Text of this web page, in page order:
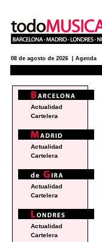
08 de agosto de 2026 | Agenda
Actualidad
Cartelera
Actualidad
Cartelera
Actualidad
Cartelera
Actualidad
Cartelera